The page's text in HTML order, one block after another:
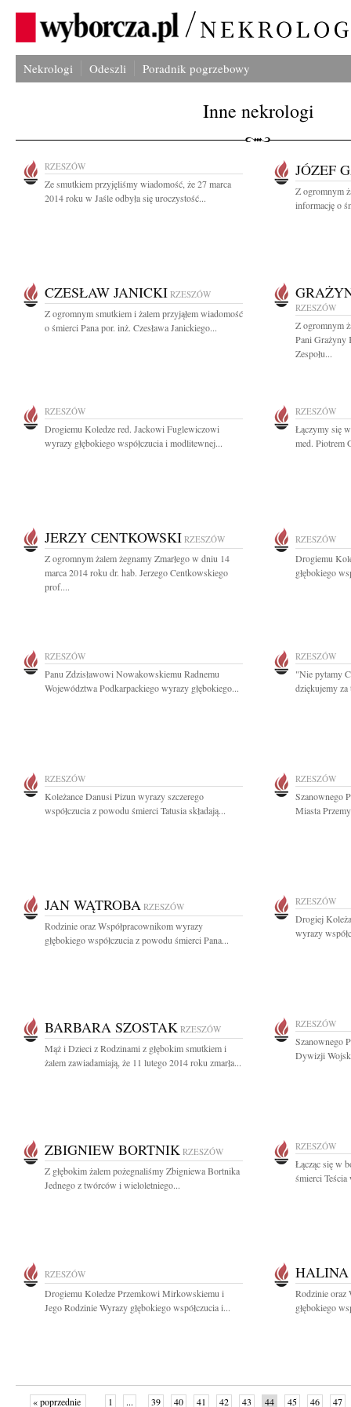
Nekrologi Odeszli Poradnik pogrzebowy
Inne nekrologi
RZESZÓW
Ze smutkiem przyjęliśmy wiadomość, że 27 marca
2014 roku w Jaśle odbyła się uroczystość...
JÓZEF
Z ogromnym
informację o
CZESŁAW JANICKI RZESZÓW
Z ogromnym smutkiem i żalem przyjąłem wiadomość
o śmierci Pana por. inż. Czesława Janickiego...
RZESZÓW
Z ogromnym
Pani
Zespołu...
RZESZÓW
Drogiemu Koledze red. Jackowi Fuglewiczowi
wyrazy głębokiego współczucia i modlitewnej...
RZESZÓW
Łączymy się
med. Piotrem
JERZY CENTKOWSKI RZESZÓW
Z ogromnym żalem żegnamy Zmarłego w dniu 14
marca 2014 roku dr. hab. Jerzego Centkowskiego
prof....
RZESZÓW
Drogiemu
głębokiego
RZESZÓW
Panu Zdzisławowi Nowakowskiemu Radnemu
Województwa Podkarpackiego wyrazy głębokiego...
RZESZÓW
"Nie pytamy
dziękujemy za
RZESZÓW
Koleżance Danusi Pizun wyrazy szczerego
współczucia z powodu śmierci Tatusia składają...
RZESZÓW
Szanownego
Miasta
JAN WĄTROBA RZESZÓW
Rodzinie oraz Współpracownikom wyrazy
głębokiego współczucia z powodu śmierci Pana...
RZESZÓW
Drogiej
wyrazy
BARBARA SZOSTAK RZESZÓW
Mąż i Dzieci z Rodzinami z głębokim smutkiem i
żalem zawiadamiają, że 11 lutego 2014 roku zmarła...
RZESZÓW
Szanownego
Dywizji
ZBIGNIEW BORTNIK RZESZÓW
Z głębokim żalem pożegnaliśmy Zbigniewa Bortnika
Jednego z twórców i wieloletniego...
RZESZÓW
Łącząc się w
śmierci Teścia
RZESZÓW
Drogiemu Koledze Przemkowi Mirkowskiemu i
Jego Rodzinie Wyrazy głębokiego współczucia i...
HALINA
Rodzinie oraz
głębokiego
« poprzednie 1 ... 39 40 41 42 43 44 45 46 47